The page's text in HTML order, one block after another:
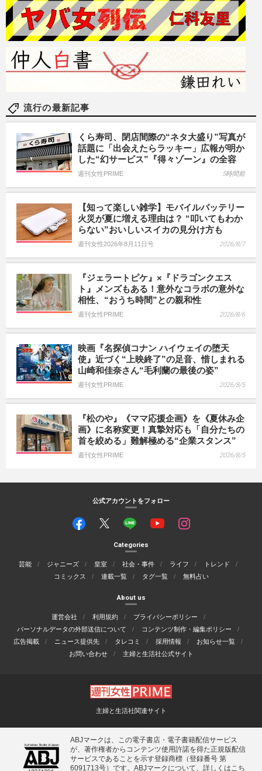
流行の最新記事
くら寿司、閉店間際の“ネタ大盛り”写真が
話題に「出会えたらラッキー」広報が明か
した“幻サービス”『得々ゾーン』の全容
週刊女性PRIME 5時間前
【知って楽しい雑学】モバイルバッテリー
火災が夏に増える理由は？ “叩いてもわか
らない”おいしいスイカの見分け方も
週刊女性2026年8月11日号 2026/8/7
『ジェラートピケ』×『ドラゴンクエス
ト』メンズもある！意外なコラボの意外な
相性、“おうち時間”との親和性
週刊女性PRIME 2026/8/6
映画『名探偵コナン ハイウェイの堕天
使』近づく“上映終了”の足音、惜しまれる
山崎和佳奈さん“毛利蘭の最後の姿”
週刊女性PRIME 2026/8/5
『松のや』《ママ応援企画》を《夏休み企
画》に名称変更！真摯対応も「自分たちの
首を絞める」難解極める“企業スタンス”
週刊女性PRIME 2026/8/5
公式アカウントをフォロー
Categories
芸能 ジャニーズ 皇室 社会・事件 ライフ
トレンド
コミックス
連載一覧 タグ一覧 無料占い
About us
運営会社 利用規約
プライバシーポリシー
パーソナルデータの外部送信について
コンテンツ制作・編集ポリシー
広告掲載
ニュース提供先 タレコミ 採用情報
お知らせ一覧
お問い合わせ
主婦と生活社公式サイト
主婦と生活社関連サイト
ABJマークは、この電子書店・電子書籍配信サービス
が、著作権者からコンテンツ使用許諾を得た正規版配信
サービスであることを示す登録商標（登録番号 第
6091713号）です。ABJマークについて、詳しくはこち